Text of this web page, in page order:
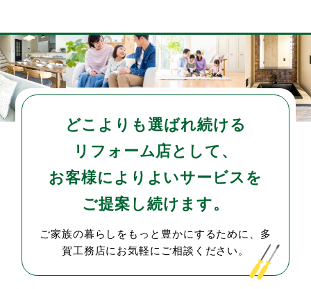
どこよりも選ばれ続ける
リフォーム店として、
お客様によりよいサービスを
ご提案し続けます。
ご家族の暮らしをもっと豊かにするために、多
賀工務店にお気軽にご相談ください。